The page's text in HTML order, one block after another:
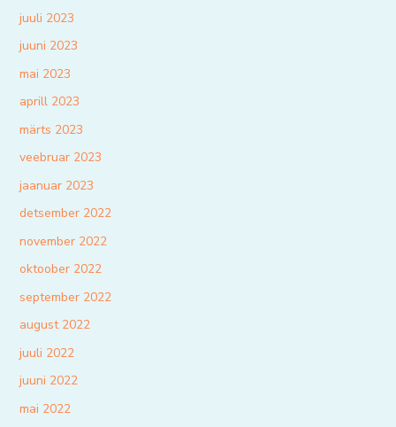
juuli 2023
juuni 2023
mai 2023
aprill 2023
märts 2023
veebruar 2023
jaanuar 2023
detsember 2022
november 2022
oktoober 2022
september 2022
august 2022
juuli 2022
juuni 2022
mai 2022